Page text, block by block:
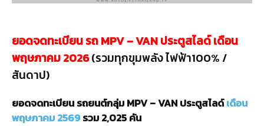
ยอดจดทะเบียน รถ MPV – VAN ประตูสไลด์ เดือน
พฤษภาคม 2026(รวมทุกขุมพลัง ไฟฟ้า100% /
สันดาป)
ยอดจดทะเบียน รถยนต์กลุ่ม MPV – VAN ประตูสไลด์เดือน
พฤษภาคม 2569รวม 2,025 คัน